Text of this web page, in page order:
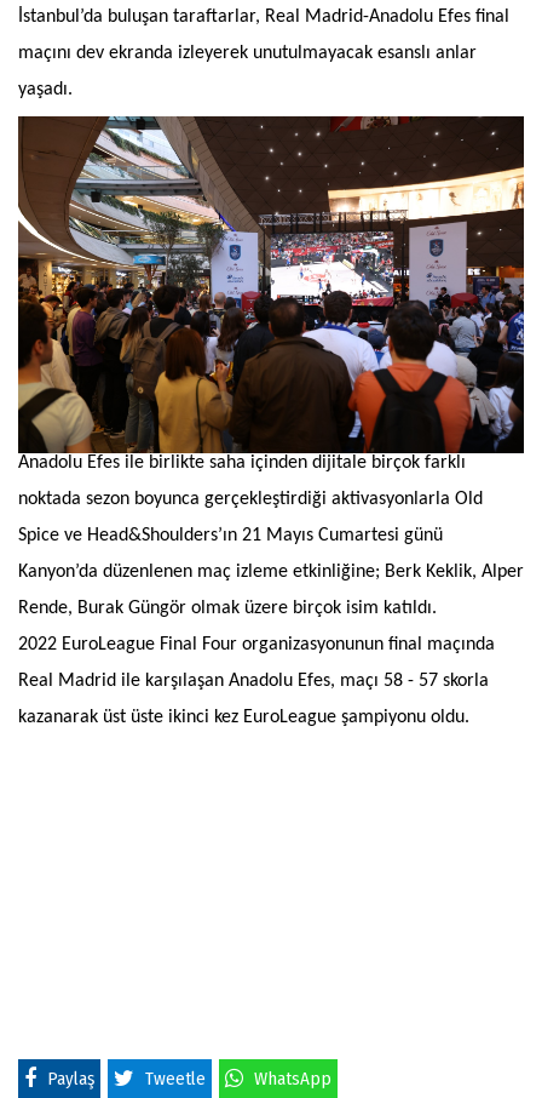
İstanbul’da buluşan taraftarlar, Real Madrid-Anadolu Efes final
maçını dev ekranda izleyerek unutulmayacak esanslı anlar
yaşadı.
Anadolu Efes ile birlikte saha içinden dijitale birçok farklı
noktada sezon boyunca gerçekleştirdiği aktivasyonlarla Old
Spice ve Head&Shoulders’ın 21 Mayıs Cumartesi günü
Kanyon’da düzenlenen maç izleme etkinliğine; Berk Keklik, Alper
Rende, Burak Güngör olmak üzere birçok isim katıldı.
2022 EuroLeague Final Four organizasyonunun final maçında
Real Madrid ile karşılaşan Anadolu Efes, maçı 58 - 57 skorla
kazanarak üst üste ikinci kez EuroLeague şampiyonu oldu.
Paylaş Tweetle WhatsApp